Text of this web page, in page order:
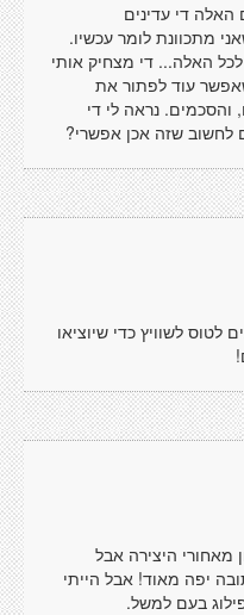
האלה די עדינים
מתכוונת לומר עכשיו.
האלה... די מצחיק אותי
עוד לפתור את
נראה לי די
לחשוב שזה אכן אפשרי?
לטוס לשוויץ כדי שיוציאו
היצירה אבל
יפה מאוד! אבל הייתי
בעם למשל.